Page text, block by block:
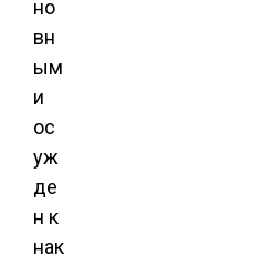
но
вн
ым
и
ос
уж
де
н к
нак